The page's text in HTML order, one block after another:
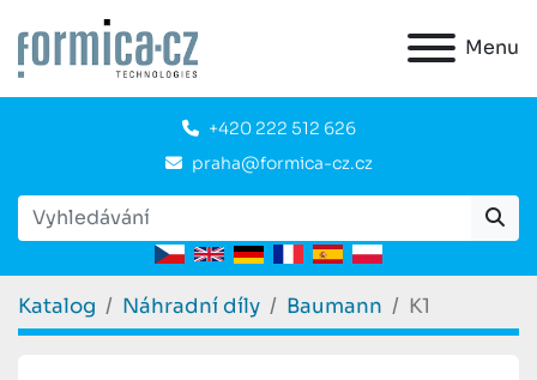
Menu
+420 222 512 626
praha@formica-cz.cz
Katalog Náhradní díly Baumann K1